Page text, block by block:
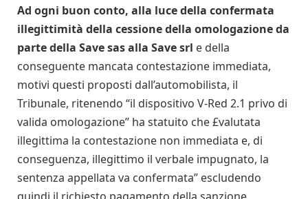
Ad ogni buon conto, alla luce della confermata
illegittimità della cessione della omologazione da
parte della Save sas alla Save srl e della
conseguente mancata contestazione immediata,
motivi questi proposti dall’automobilista, il
Tribunale, ritenendo “il dispositivo V-Red 2.1 privo di
valida omologazione” ha statuito che £valutata
illegittima la contestazione non immediata e, di
conseguenza, illegittimo il verbale impugnato, la
sentenza appellata va confermata” escludendo